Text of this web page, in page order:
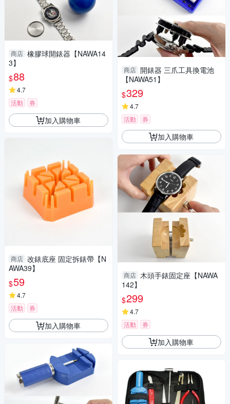
商店 橡膠球開錶器【NAWA14
3】
$88
4.7
活動
券
加入購物車
商店 改錶底座 固定拆錶帶【N
AWA39】
$59
4.7
活動
券
加入購物車
商店 開錶器 三爪工具換電池
【NAWA51】
$329
4.7
活動
券
加入購物車
商店 木頭手錶固定座【NAWA
142】
$299
4.7
活動
券
加入購物車